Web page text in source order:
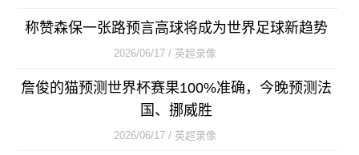
称赞森保一张路预言高球将成为世界足球新趋势
2026/06/17 / 英超录像
詹俊的猫预测世界杯赛果100%准确，今晚预测法
国、挪威胜
2026/06/17 / 英超录像